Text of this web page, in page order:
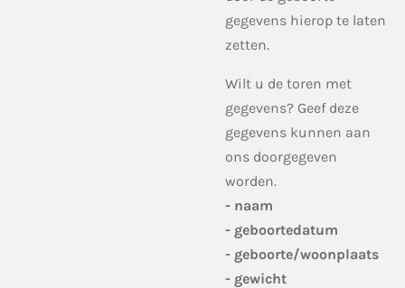
gegevens hierop te laten
zetten.
Wilt u de toren met
gegevens? Geef deze
gegevens kunnen aan
ons doorgegeven
worden.
- naam
- geboortedatum
- geboorte/woonplaats
- gewicht